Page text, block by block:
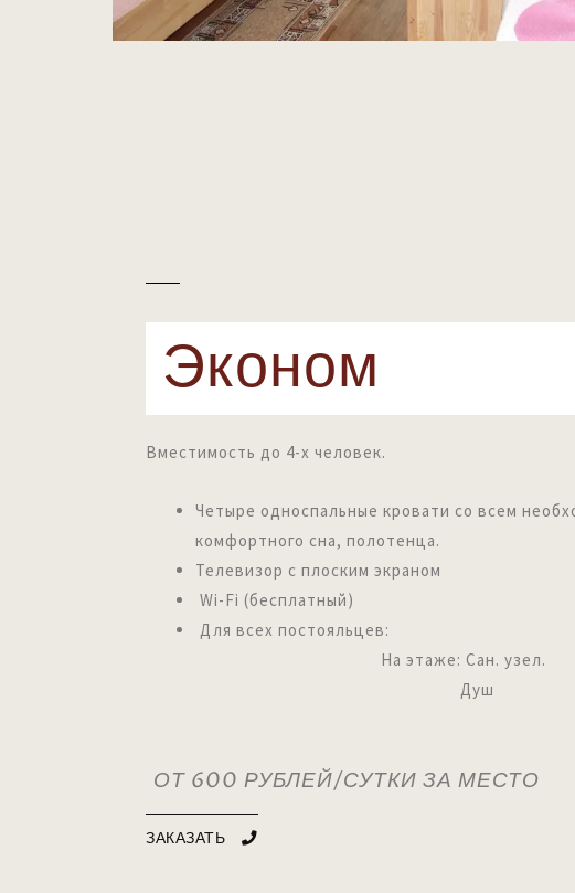
Эконом
Вместимость до 4-х человек.
Четыре односпальные кровати со всем
комфортного сна, полотенца.
Телевизор с плоским экраном
Wi-Fi (бесплатный)
Для всех постояльцев:
На этаже: Сан. узел.
Душ
ОТ 600 РУБЛЕЙ/СУТКИ ЗА МЕСТО
ЗАКАЗАТЬ